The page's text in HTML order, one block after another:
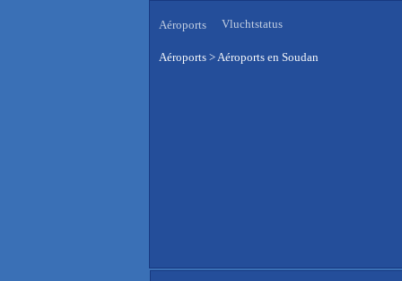
Aéroports Vluchtstatus
Aéroports >Aéroports en Soudan